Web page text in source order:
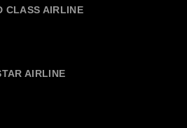
CLASS AIRLINE
AIRLINE